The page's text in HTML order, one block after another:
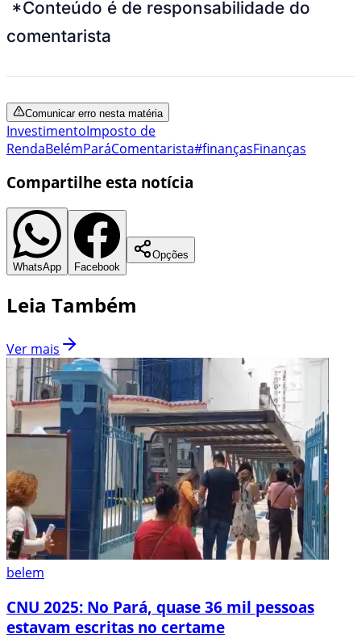
*Conteúdo é de responsabilidade do
comentarista
Comunicar erro nesta matéria
InvestimentoImposto de
RendaBelémParáComentarista#finançasFinanças
Compartilhe esta notícia
WhatsApp Facebook
Opções
Leia Também
Ver mais
belem
CNU 2025: No Pará, quase 36 mil pessoas
estavam escritas no certame